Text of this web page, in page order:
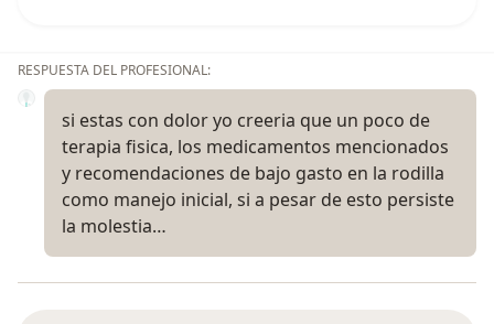
RESPUESTA DEL PROFESIONAL:
si estas con dolor yo creeria que un poco de
terapia fisica, los medicamentos mencionados
y recomendaciones de bajo gasto en la rodilla
como manejo inicial, si a pesar de esto persiste
la molestia…